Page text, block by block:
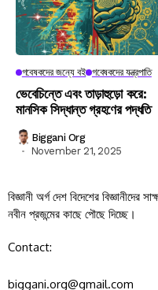
গবেষকদের জন্যে বই গবেষকদের যন্ত্রপাতি
ভেবেচিন্তে এবং তাড়াহুড়ো করে:
মানসিক সিদ্ধান্ত গ্রহণের পদ্ধতি
Biggani Org
November 21, 2025
বিজ্ঞানী অর্গ দেশ বিদেশের বিজ্ঞানীদের
নবীন প্রজন্মের কাছে পৌছে দিচ্ছে।
Contact:
biggani.org@gmail.com